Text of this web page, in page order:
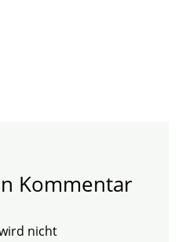
Kommentar
nicht